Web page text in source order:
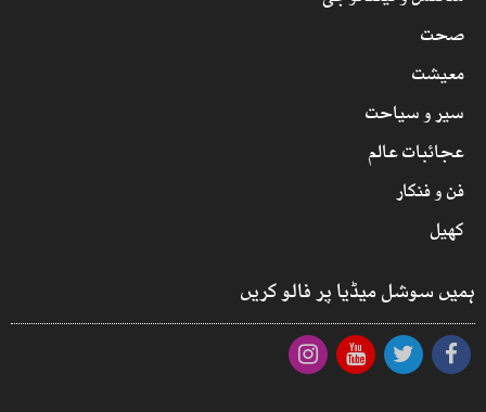
صحت
معیشت
سیر و سیاحت
عجائبات عالم
فن و فنکار
کھیل
ہمیں سوشل میڈیا پر فالو کریں